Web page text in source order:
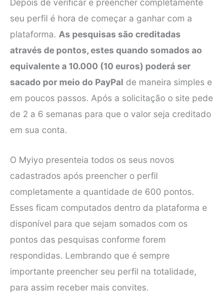
Depois de verificar e preencher completamente
seu perfil é hora de começar a ganhar com a
plataforma. As pesquisas são creditadas
através de pontos, estes quando somados ao
equivalente a 10.000 (10 euros) poderá ser
sacado por meio do PayPal de maneira simples e
em poucos passos. Após a solicitação o site pede
de 2 a 6 semanas para que o valor seja creditado
em sua conta.
O Myiyo presenteia todos os seus novos
cadastrados após preencher o perfil
completamente a quantidade de 600 pontos.
Esses ficam computados dentro da plataforma e
disponível para que sejam somados com os
pontos das pesquisas conforme forem
respondidas. Lembrando que é sempre
importante preencher seu perfil na totalidade,
para assim receber mais convites.